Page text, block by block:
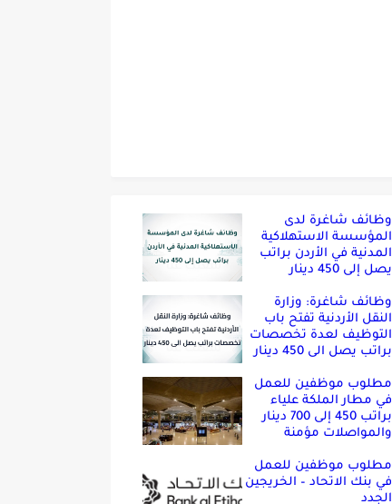
وظائف شاغرة لدى
المؤسسة الاستهلاكية
المدنية في الأردن براتب
يصل إلى 450 دينار
وظائف شاغرة: وزارة
النقل الأردنية تفتح باب
التوظيف لعدة تخصصات
براتب يصل الى 450 دينار
مطلوب موظفين للعمل
في مطار الملكة علياء
براتب 450 إلى 700 دينار
والمواصلات مؤمنة
مطلوب موظفين للعمل
في بنك الاتحاد – الخريجين
الجدد